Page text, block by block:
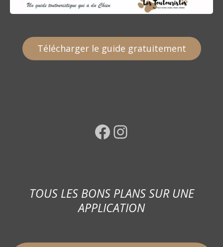
Télécharger le guide gratuitement
Facebook Instagram
TOUS LES BONS PLANS SUR UNE
APPLICATION